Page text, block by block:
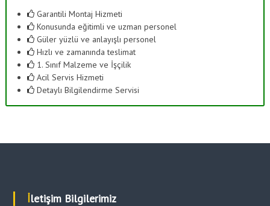
Garantili Montaj Hizmeti
Konusunda eğitimli ve uzman personel
Güler yüzlü ve anlayışlı personel
Hızlı ve zamanında teslimat
1. Sınıf Malzeme ve İşçilik
Acil Servis Hizmeti
Detaylı Bilgilendirme Servisi
İletişim Bilgilerimiz